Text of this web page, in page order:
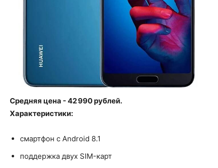
Средняя цена - 42 990 рублей.
Характеристики:
смартфон с Android 8.1
поддержка двух SIM-карт